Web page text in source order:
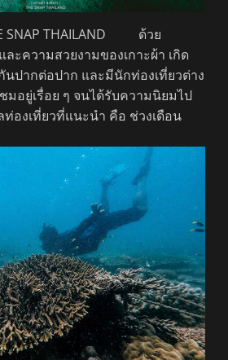
SNAP THAILAND ด้วย
ความสวยงามของเกาะผ้า เกิด
นปากต่อปาก และมีนักท่องเที่ยวต่าง
ชมอยู่เรื่อย ๆ จนได้รับความนิยมไป
องเที่ยวที่แนะนำ คือ ช่วงเดือน